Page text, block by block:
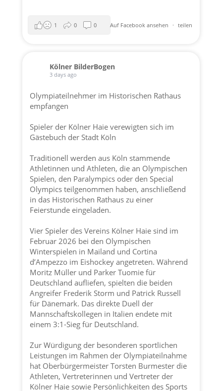
Auf Facebook ansehen · teilen
1 0 0
Kölner BilderBogen
3 days ago
Olympiateilnehmer im Historischen Rathaus
empfangen
Spieler der Kölner Haieverewigten sich im
Gästebuch der Stadt Köln
Traditionell werden aus Köln stammende
Athletinnen und Athleten, die an Olympischen
Spielen, den Paralympics oder den Special
Olympics teilgenommen haben, anschließend
in das Historischen Rathaus zu einer
Feierstunde eingeladen.
Vier Spieler des Vereins Kölner Haiesind im
Februar 2026 bei den Olympischen
Winterspielen in Mailand und Cortina
d’Ampezzo im Eishockey angetreten. Während
Moritz Müller und Parker Tuomie für
Deutschland aufliefen, spielten die beiden
Angreifer Frederik Storm und Patrick Russell
für Dänemark. Das direkte Duell der
Mannschaftskollegen in Italien endete mit
einem 3:1-Sieg für Deutschland.
Zur Würdigung der besonderen sportlichen
Leistungen im Rahmen der Olympiateilnahme
hat Oberbürgermeister Torsten Burmester die
Athleten, Vertreterinnen und Vertreter der
Kölner Haiesowie Persönlichkeiten des Sports